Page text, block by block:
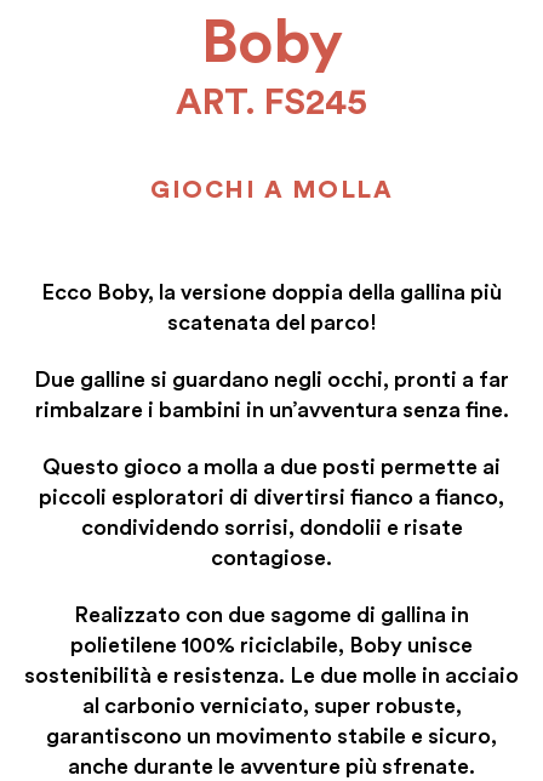
Boby
ART. FS245
GIOCHI A MOLLA
Ecco Boby, la versione doppia della gallina più
scatenata del parco!
Due galline si guardano negli occhi, pronti a far
rimbalzare i bambini in un’avventura senza fine.
Questo gioco a molla a due posti permette ai
piccoli esploratori di divertirsi fianco a fianco,
condividendo sorrisi, dondolii e risate
contagiose.
Realizzato con due sagome di gallina in
polietilene 100% riciclabile, Boby unisce
sostenibilità e resistenza. Le due molle in acciaio
al carbonio verniciato, super robuste,
garantiscono un movimento stabile e sicuro,
anche durante le avventure più sfrenate.